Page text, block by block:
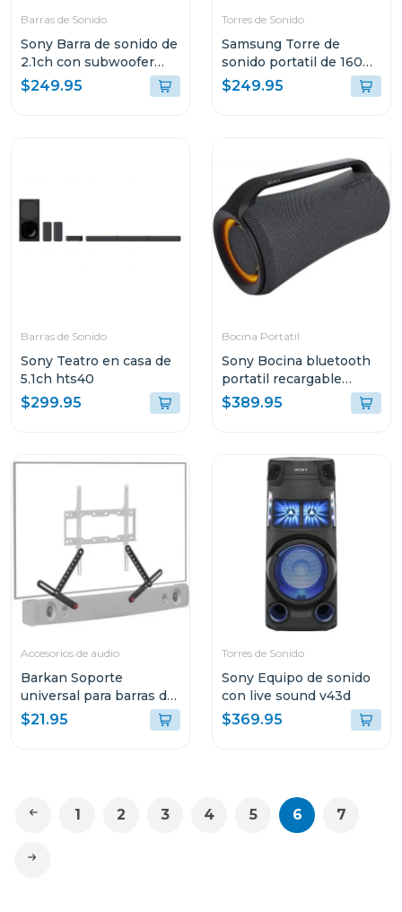
Barras de Sonido
Sony Barra de sonido de
2.1ch con subwoofer
inalambrico s400
$249.95
Torres de Sonido
Samsung Torre de
sonido portatil de 160w
mxst40b
$249.95
Barras de Sonido
Sony Teatro en casa de
5.1ch hts40
$299.95
Bocina Portatil
Sony Bocina bluetooth
portatil recargable
xg500
$389.95
Accesorios de audio
Barkan Soporte
universal para barras de
sonido 820
$21.95
Torres de Sonido
Sony Equipo de sonido
con live sound v43d
$369.95
1 2 3 4 5 6 7